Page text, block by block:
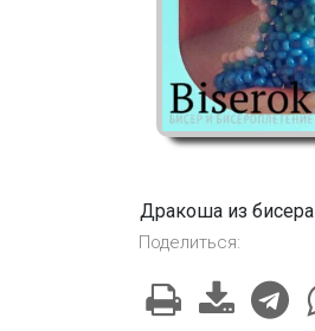
Дракоша из бисера
Поделиться: